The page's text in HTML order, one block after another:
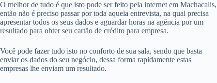
O melhor de tudo é que isto pode ser feito pela internet em Machacalis,
então não é preciso passar por toda aquela entrevista, na qual precisa
apresentar todos os seus dados e aguardar horas na agência por um
resultado para obter seu cartão de crédito para empresa.
Você pode fazer tudo isto no conforto de sua sala, sendo que basta
enviar os dados do seu negócio, dessa forma rapidamente estas
empresas lhe enviam um resultado.